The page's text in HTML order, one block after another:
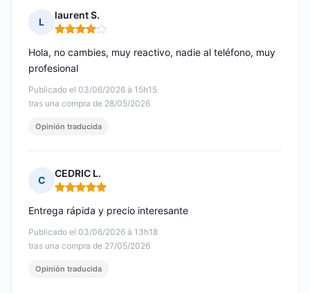
L
laurent S.
Nota: 4 de 5
Publicado el 03/06/2026 à 15h15
tras una compra de 28/05/2026
Hola, no cambies, muy reactivo, nadie al teléfono, muy
profesional
Opinión traducida
C
CEDRIC L.
Nota: 5 de 5
Publicado el 03/06/2026 à 13h18
tras una compra de 27/05/2026
Entrega rápida y precio interesante
Opinión traducida